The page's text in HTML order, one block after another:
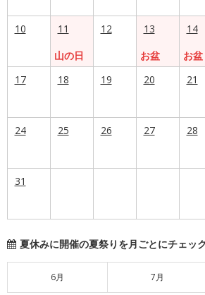
10
11
山の日
12
13
お盆
14
お盆
17
18 19 20 21
24 25 26 27 28
31
夏休みに開催の夏祭りを月ごとにチェッ
6月 7月